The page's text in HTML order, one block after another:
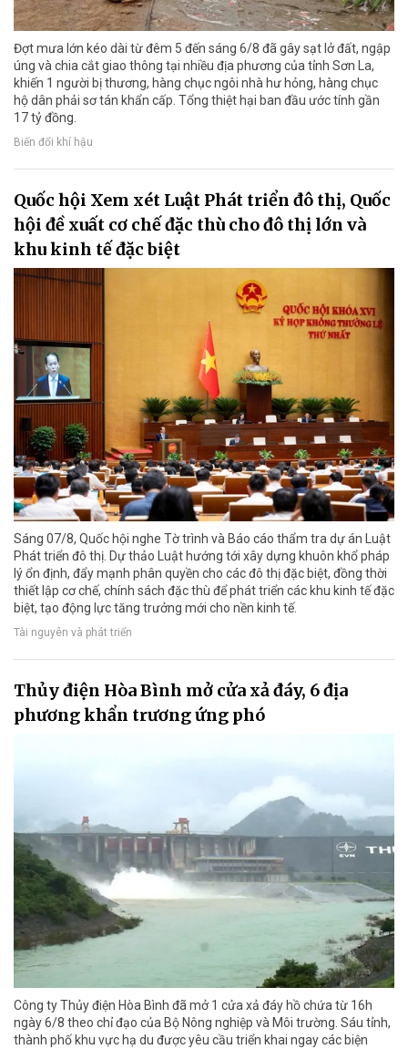
Đợt mưa lớn kéo dài từ đêm 5 đến sáng 6/8 đã gây sạt lở đất, ngập
úng và chia cắt giao thông tại nhiều địa phương của tỉnh Sơn La,
khiến 1 người bị thương, hàng chục ngôi nhà hư hỏng, hàng chục
hộ dân phải sơ tán khẩn cấp. Tổng thiệt hại ban đầu ước tính gần
17 tỷ đồng.
Biến đổi khí hậu
Quốc hội Xem xét Luật Phát triển đô thị, Quốc
hội đề xuất cơ chế đặc thù cho đô thị lớn và
khu kinh tế đặc biệt
Sáng 07/8, Quốc hội nghe Tờ trình và Báo cáo thẩm tra dự án Luật
Phát triển đô thị. Dự thảo Luật hướng tới xây dựng khuôn khổ pháp
lý ổn định, đẩy mạnh phân quyền cho các đô thị đặc biệt, đồng thời
thiết lập cơ chế, chính sách đặc thù để phát triển các khu kinh tế đặc
biệt, tạo động lực tăng trưởng mới cho nền kinh tế.
Tài nguyên và phát triển
Thủy điện Hòa Bình mở cửa xả đáy, 6 địa
phương khẩn trương ứng phó
Công ty Thủy điện Hòa Bình đã mở 1 cửa xả đáy hồ chứa từ 16h
ngày 6/8 theo chỉ đạo của Bộ Nông nghiệp và Môi trường. Sáu tỉnh,
thành phố khu vực hạ du được yêu cầu triển khai ngay các biện